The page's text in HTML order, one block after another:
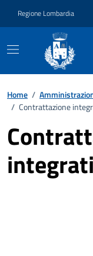
Regione Lombardia
Home /
/ Contrattazione